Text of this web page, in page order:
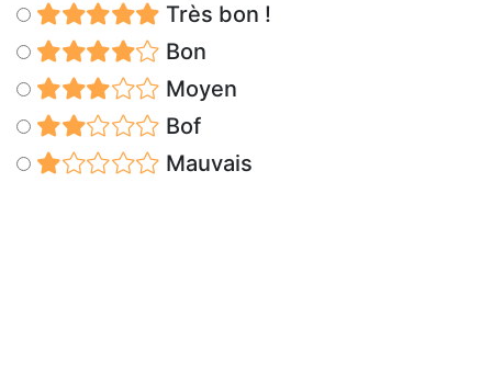
Très bon !
Bon
Moyen
Bof
Mauvais